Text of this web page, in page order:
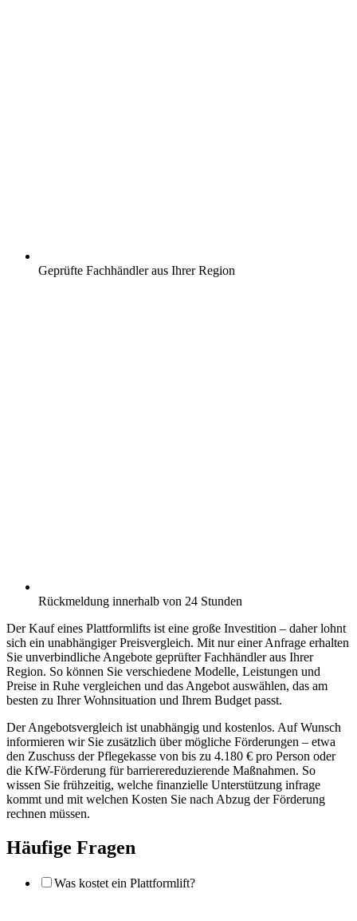
Geprüfte Fachhändler aus Ihrer Region
Rückmeldung innerhalb von 24 Stunden
Der Kauf eines Plattformlifts ist eine große Investition – daher lohnt
sich ein unabhängiger Preisvergleich. Mit nur einer Anfrage erhalten
Sie unverbindliche Angebote geprüfter Fachhändler aus Ihrer
Region. So können Sie verschiedene Modelle, Leistungen und
Preise in Ruhe vergleichen und das Angebot auswählen, das am
besten zu Ihrer Wohnsituation und Ihrem Budget passt.
Der Angebotsvergleich ist unabhängig und kostenlos. Auf Wunsch
informieren wir Sie zusätzlich über mögliche Förderungen – etwa
den Zuschuss der Pflegekasse von bis zu 4.180 € pro Person oder
die KfW-Förderung für barrierereduzierende Maßnahmen. So
wissen Sie frühzeitig, welche finanzielle Unterstützung infrage
kommt und mit welchen Kosten Sie nach Abzug der Förderung
rechnen müssen.
Häufige Fragen
Was kostet ein Plattformlift?